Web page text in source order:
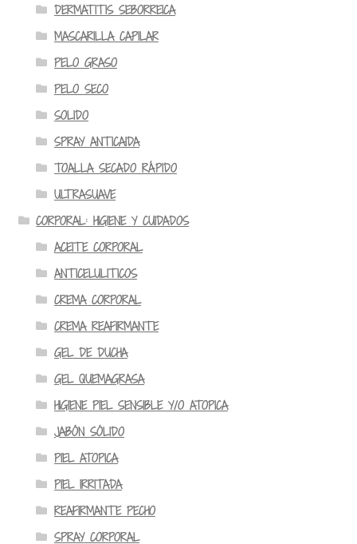
DERMATITIS SEBORREICA
MASCARILLA CAPILAR
PELO GRASO
PELO SECO
SOLIDO
SPRAY ANTICAIDA
TOALLA SECADO RÁPIDO
ULTRASUAVE
CORPORAL: HIGIENE Y CUIDADOS
ACEITE CORPORAL
ANTICELULITICOS
CREMA CORPORAL
CREMA REAFIRMANTE
GEL DE DUCHA
GEL QUEMAGRASA
HIGIENE PIEL SENSIBLE Y/O ATOPICA
JABÓN SÓLIDO
PIEL ATOPICA
PIEL IRRITADA
REAFIRMANTE PECHO
SPRAY CORPORAL